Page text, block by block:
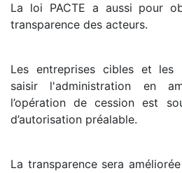
La loi PACTE a aussi pour
transparence des acteurs.
Les entreprises cibles et les
saisir l'administration en
l’opération de cession est
d’autorisation préalable.
La transparence sera